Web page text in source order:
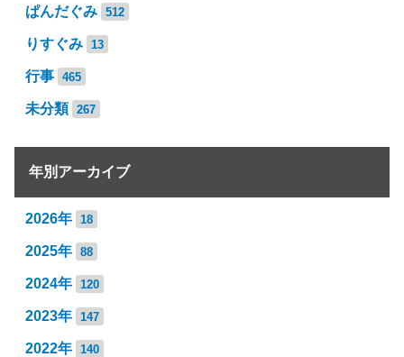
ぱんだぐみ 512
りすぐみ 13
行事 465
未分類 267
年別アーカイブ
2026年 18
2025年 88
2024年 120
2023年 147
2022年 140